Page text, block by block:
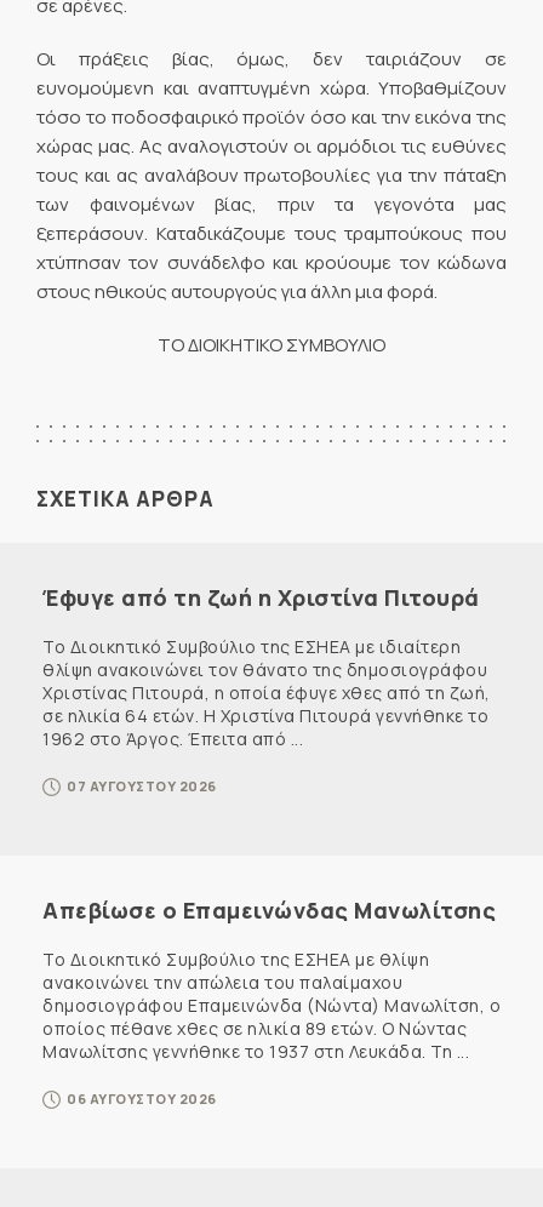
σε αρένες.
Οι πράξεις βίας, όμως, δεν ταιριάζουν σε
ευνομούμενη και αναπτυγμένη χώρα. Υποβαθμίζουν
τόσο το ποδοσφαιρικό προϊόν όσο και την εικόνα της
χώρας μας. Ας αναλογιστούν οι αρμόδιοι τις ευθύνες
τους και ας αναλάβουν πρωτοβουλίες για την πάταξη
των φαινομένων βίας, πριν τα γεγονότα μας
ξεπεράσουν. Καταδικάζουμε τους τραμπούκους που
χτύπησαν τον συνάδελφο και κρούουμε τον κώδωνα
στους ηθικούς αυτουργούς για άλλη μια φορά.
ΤΟ ΔΙΟΙΚΗΤΙΚΟ ΣΥΜΒΟΥΛΙΟ
ΣΧΕΤΙΚΑ ΑΡΘΡΑ
Έφυγε από τη ζωή η Χριστίνα Πιτουρά
Το Διοικητικό Συμβούλιο της ΕΣΗΕΑ με ιδιαίτερη
θλίψη ανακοινώνει τον θάνατο της δημοσιογράφου
Χριστίνας Πιτουρά, η οποία έφυγε χθες από τη ζωή,
σε ηλικία 64 ετών. Η Χριστίνα Πιτουρά γεννήθηκε το
1962 στο Άργος. Έπειτα από ...
07 ΑΥΓΟΥΣΤΟΥ 2026
Απεβίωσε ο Επαμεινώνδας Μανωλίτσης
Το Διοικητικό Συμβούλιο της ΕΣΗΕΑ με θλίψη
ανακοινώνει την απώλεια του παλαίμαχου
δημοσιογράφου Επαμεινώνδα (Νώντα) Μανωλίτση, ο
οποίος πέθανε χθες σε ηλικία 89 ετών. Ο Νώντας
Μανωλίτσης γεννήθηκε το 1937 στη Λευκάδα. Τη ...
06 ΑΥΓΟΥΣΤΟΥ 2026